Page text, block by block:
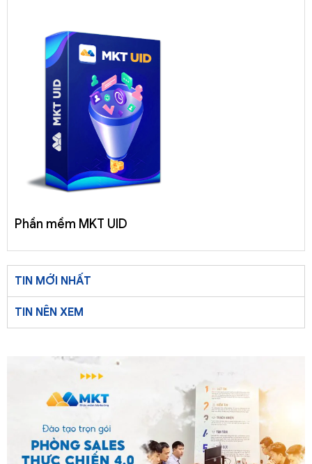
Phần mềm MKT UID
TIN MỚI NHẤT
TIN NÊN XEM